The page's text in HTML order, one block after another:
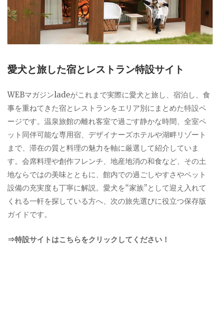
愛犬と旅した宿とレストラン特設サイト
WEBマガジンladeがこれまで実際に愛犬と旅し、宿泊し、食
事を重ねてきた宿とレストランをエリア別にまとめた特設ペ
ージです。温泉旅館の離れ客室で過ごす静かな時間、全室ペ
ット同伴可能な専用宿、デザイナーズホテルや湖畔リゾート
まで、滞在の質と料理の魅力を軸に厳選して紹介していま
す。会席料理や創作フレンチ、地産地消の和食など、その土
地ならではの美味とともに、館内での過ごしやすさやペット
設備の充実度も丁寧に解説。愛犬を“家族”として迎え入れて
くれる一軒を探している方へ、次の旅先選びに役立つ保存版
ガイドです。
⇒特設サイトはこちらをクリックしてください！